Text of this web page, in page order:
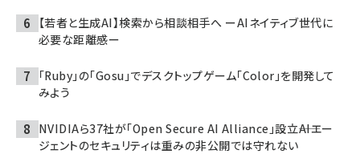
【若者と生成AI】検索から相談相手へ ーAIネイティブ世代に
必要な距離感ー
「Ruby」の「Gosu」でデスクトップゲーム「Color」を開発して
みよう
NVIDIAら37社が「Open Secure AI Alliance」設立――AIエー
ジェントのセキュリティは重みの非公開では守れない